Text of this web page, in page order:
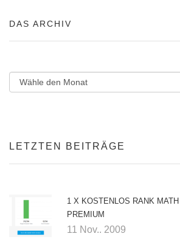
DAS ARCHIV
LETZTEN BEITRÄGE
1 X KOSTENLOS RANK
PREMIUM
11 Nov.. 2009